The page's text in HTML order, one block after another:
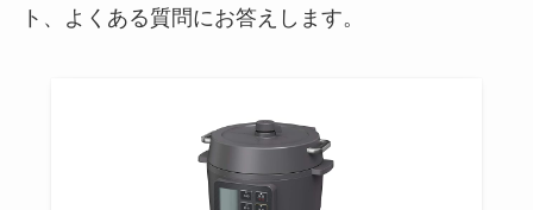
ト、よくある質問にお答えします。